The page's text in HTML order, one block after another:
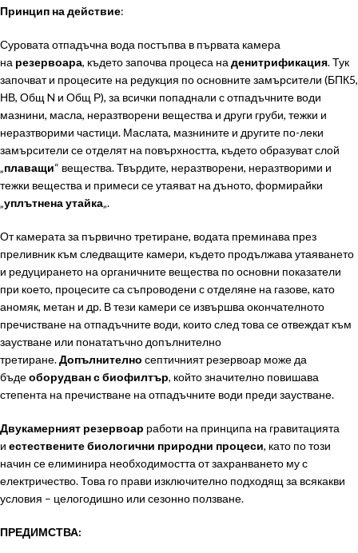
Принцип на действие:
Суровата отпадъчна вода постъпва в първата камера
на резервоара, където започва процеса на денитрификация. Тук
започват и процесите на редукция по основните замърсители (БПК5,
НВ, Общ N и Общ Р), за всички попаднали с отпадъчните води
мазнини, масла, неразтворени вещества и други груби, тежки и
неразтворими частици. Маслата, мазнините и другите по-леки
замърсители се отделят на повърхността, където образуват слой
„плаващи“ вещества. Твърдите, неразтворени, неразтворими и
тежки вещества и примеси се утаяват на дъното, формирайки
„уплътнена утайка„.
От камерата за първично третиране, водата преминава през
преливник към следващите камери, където продължава утаяването
и редуцирането на органичните вещества по основни показатели
при което, процесите са съпроводени с отделяне на газове, като
аномяк, метан и др. В тези камери се извършва окончателното
пречистване на отпадъчните води, които след това се отвеждат към
заустване или понататъчно допълнително
третиране.Допълнително септичният резервоар може да
бъдеоборудван с биофилтър, който значително повишава
степента на пречистване на отпадъчните води преди заустване.
Двукамерният резервоар работи на принципа на гравитацията
и естествените биологични природни процеси, като по този
начин се елиминира необходимостта от захранването му с
електричество. Това го прави изключително подходящ за всякакви
условия – целогодишно или сезонно ползване.
ПРЕДИМСТВА: